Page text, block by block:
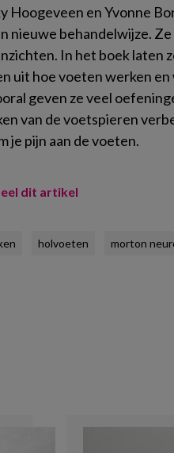
Hoogeveen en Yvonne
nieuwe behandelwijze. Ze
In het boek laten
uit hoe voeten werken en
geven ze veel
van de voetspieren
je pijn aan de voeten.
dit artikel
holvoeten morton